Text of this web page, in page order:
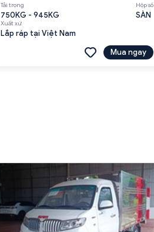
Tải trọng
750KG - 945KG
Hộp số
SÀN
Xuất xứ
Lắp ráp tại Việt Nam
Mua ngay